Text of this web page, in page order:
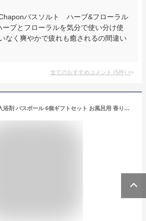
バスソルト ハーブ&フローラル
ブとフローラルを気分で使い分け使
なく爽やかで疲れも癒されるの間違い
全てのおすすめコメント (5件) >
WHDZ バスボム 入浴剤 バスボール 6個ギフトセット お風呂用 香り爆弾 プレゼント ギフト お菓子の模様 (グリーン1)